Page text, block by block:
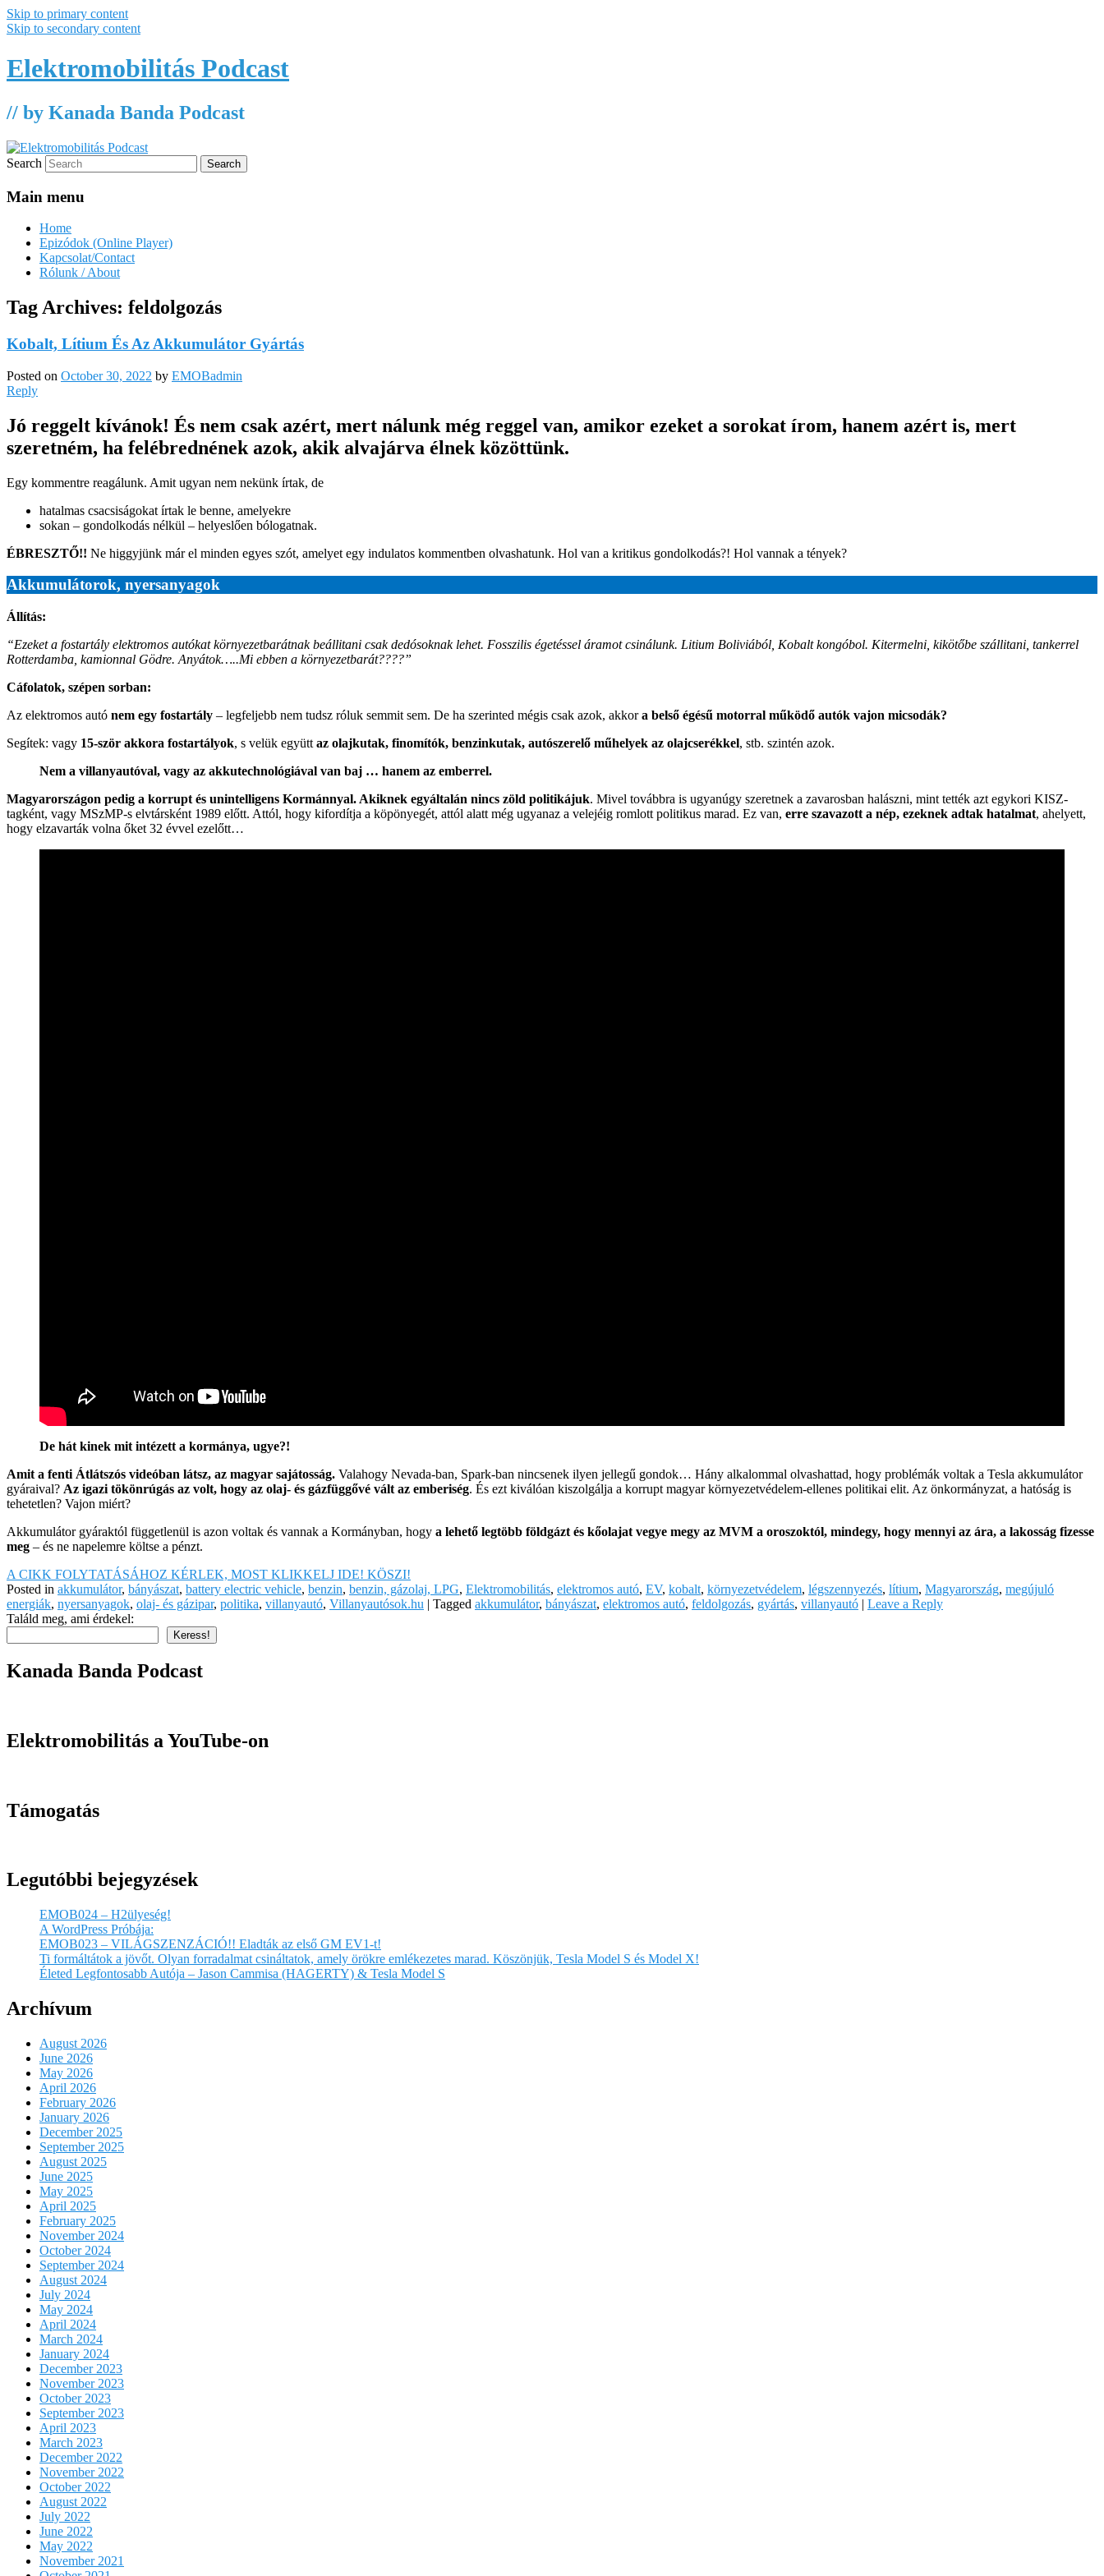
Skip to primary content
Skip to secondary content
Elektromobilitás Podcast
// by Kanada Banda Podcast
Search
Main menu
Home
Epizódok (Online Player)
Kapcsolat/Contact
Rólunk / About
Tag Archives: feldolgozás
Kobalt, Lítium És Az Akkumulátor Gyártás
Posted on October 30, 2022 by EMOBadmin
Reply
Jó reggelt kívánok! És nem csak azért, mert nálunk még reggel van, amikor ezeket a sorokat írom, hanem azért is, mert
szeretném, ha felébrednének azok, akik alvajárva élnek közöttünk.
Egy kommentre reagálunk. Amit ugyan nem nekünk írtak, de
hatalmas csacsiságokat írtak le benne, amelyekre
sokan – gondolkodás nélkül – helyeslően bólogatnak.
ÉBRESZTŐ!! Ne higgyjünk már el minden egyes szót, amelyet egy indulatos kommentben olvashatunk. Hol van a kritikus gondolkodás?! Hol vannak a tények?
Akkumulátorok, nyersanyagok
Állítás:
“Ezeket a fostartály elektromos autókat környezetbarátnak beállitani csak dedósoknak lehet. Fosszilis égetéssel áramot csinálunk. Litium Boliviából, Kobalt kongóbol. Kitermelni, kikötőbe szállitani, tankerrel
Rotterdamba, kamionnal Gödre. Anyátok…..Mi ebben a környezetbarát????”
Cáfolatok, szépen sorban:
Az elektromos autó nem egy fostartály – legfeljebb nem tudsz róluk semmit sem. De ha szerinted mégis csak azok, akkora belső égésű motorral működő autók vajon micsodák?
Segítek: vagy 15-ször akkora fostartályok, s velük együtt az olajkutak, finomítók, benzinkutak, autószerelő műhelyek az olajcserékkel, stb. szintén azok.
Nem a villanyautóval, vagy az akkutechnológiával van baj … hanem az emberrel.
Magyarországon pedig a korrupt és unintelligens Kormánnyal. Akiknek egyáltalán nincs zöld politikájuk. Mivel továbbra is ugyanúgy szeretnek a zavarosban halászni, mint tették azt egykori KISZ-
tagként, vagy MSzMP-s elvtársként 1989 előtt. Attól, hogy kifordítja a köpönyegét, attól alatt még ugyanaz a velejéig romlott politikus marad. Ez van, erre szavazott a nép, ezeknek adtak hatalmat, ahelyett,
hogy elzavarták volna őket 32 évvel ezelőtt…
De hát kinek mit intézett a kormánya, ugye?!
Amit a fenti Átlátszós videóban látsz, az magyar sajátosság. Valahogy Nevada-ban, Spark-ban nincsenek ilyen jellegű gondok… Hány alkalommal olvashattad, hogy problémák voltak a Tesla akkumulátor
gyáraival? Az igazi tökönrúgás az volt, hogy az olaj- és gázfüggővé vált az emberiség. És ezt kiválóan kiszolgálja a korrupt magyar környezetvédelem-ellenes politikai elit. Az önkormányzat, a hatóság is
tehetetlen? Vajon miért?
Akkumulátor gyáraktól függetlenül is azon voltak és vannak a Kormányban, hogy a lehető legtöbb földgázt és kőolajat vegye megy az MVM a oroszoktól, mindegy, hogy mennyi az ára, a lakosság fizesse
meg – és ne napelemre költse a pénzt.
A CIKK FOLYTATÁSÁHOZ KÉRLEK, MOST KLIKKELJ IDE! KÖSZI!
Posted in akkumulátor, bányászat, battery electric vehicle, benzin, benzin, gázolaj, LPG, Elektromobilitás, elektromos autó, EV, kobalt, környezetvédelem, légszennyezés, lítium, Magyarország, megújuló
energiák, nyersanyagok, olaj- és gázipar, politika, villanyautó, Villanyautósok.hu | Tagged akkumulátor, bányászat, elektromos autó, feldolgozás, gyártás, villanyautó | Leave a Reply
Találd meg, ami érdekel:
Keress!
Kanada Banda Podcast
Elektromobilitás a YouTube-on
Támogatás
Legutóbbi bejegyzések
EMOB024 – H2ülyeség!
A WordPress Próbája:
EMOB023 – VILÁGSZENZÁCIÓ!! Eladták az első GM EV1-t!
Ti formáltátok a jövőt. Olyan forradalmat csináltatok, amely örökre emlékezetes marad. Köszönjük, Tesla Model S és Model X!
Életed Legfontosabb Autója – Jason Cammisa (HAGERTY) & Tesla Model S
Archívum
August 2026
June 2026
May 2026
April 2026
February 2026
January 2026
December 2025
September 2025
August 2025
June 2025
May 2025
April 2025
February 2025
November 2024
October 2024
September 2024
August 2024
July 2024
May 2024
April 2024
March 2024
January 2024
December 2023
November 2023
October 2023
September 2023
April 2023
March 2023
December 2022
November 2022
October 2022
August 2022
July 2022
June 2022
May 2022
November 2021